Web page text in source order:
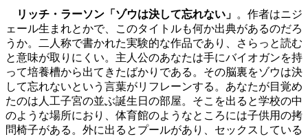
リッチ・ラーソン「ゾウは決して忘れない」 。作者はニジ
ェール生まれとかで、このタイトルも何か出典があるのだろ
うか。二人称で書かれた実験的な作品であり、さらっと読む
と意味が取りにくい。主人公のあなたは手にバイオガンを持
って培養槽から出てきたばかりである。その脳裏をゾウは決
して忘れないという言葉がリフレーンする。あなたが目覚め
たのは人工子宮の並ぶ誕生日の部屋。そこを出ると学校の中
のような場所におり、体育館のようなところには子供用の拷
問椅子がある。外に出るとプールがあり、セックスしている